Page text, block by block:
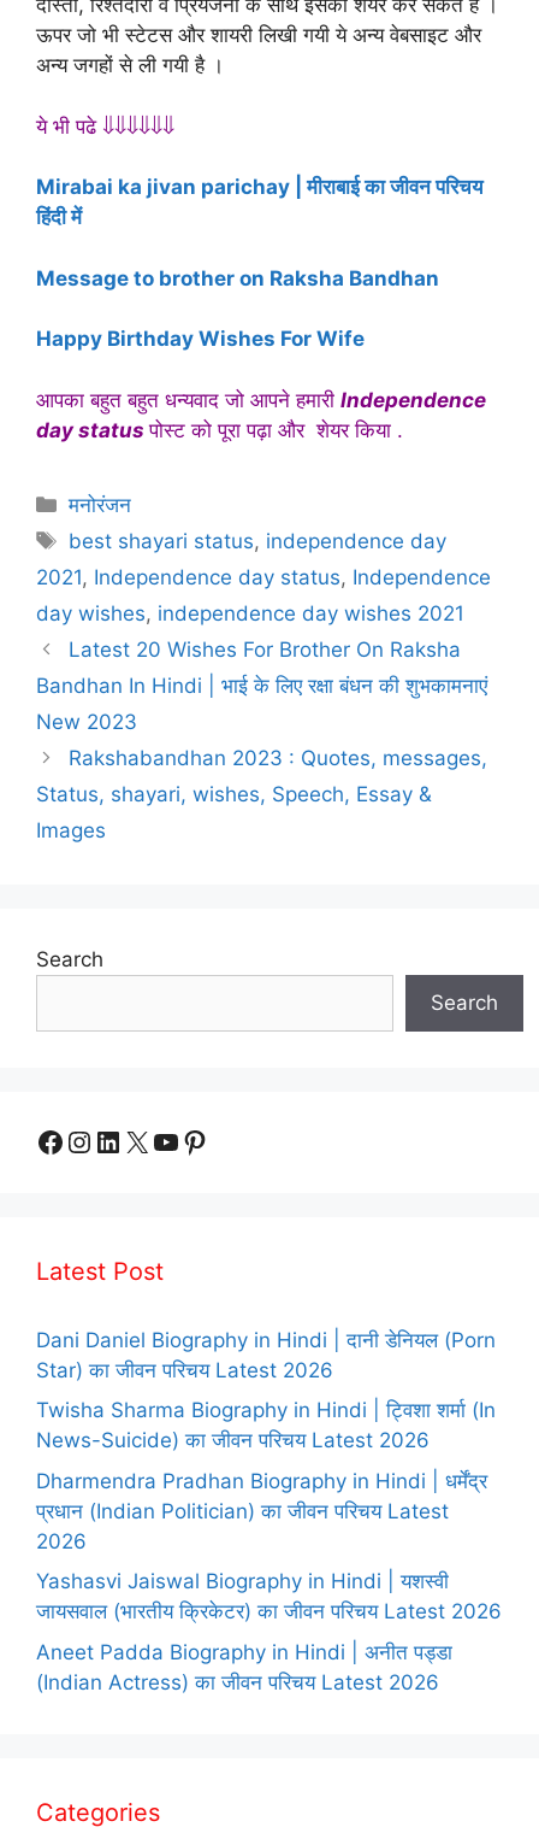
दोस्तों, रिश्तेदारों व प्रियजनों के साथ इसको शेयर कर सकते है ।
ऊपर जो भी स्टेटस और शायरी लिखी गयी ये अन्य वेबसाइट और
अन्य जगहों से ली गयी है ।
ये भी पढे ⇓⇓⇓⇓⇓⇓
Mirabai ka jivan parichay | मीराबाई का जीवन परिचय
हिंदी में
Message to brother on Raksha Bandhan
Happy Birthday Wishes For Wife
आपका बहुत बहुत धन्यवाद जो आपने हमारी Independence
day statusपोस्ट को पूरा पढ़ा और शेयर किया .
Categories
मनोरंजन
Tags
best shayari status, independence day
2021, Independence day status, Independence
day wishes, independence day wishes 2021
Latest 20 Wishes For Brother On Raksha
Bandhan In Hindi | भाई के लिए रक्षा बंधन की शुभकामनाएं
New 2023
Rakshabandhan 2023 : Quotes, messages,
Status, shayari, wishes, Speech, Essay &
Images
Search
Search
Facebook
Instagram
LinkedIn
X YouTube
Pinterest
Latest Post
Dani Daniel Biography in Hindi | दानी डेनियल (Porn
Star) का जीवन परिचय Latest 2026
Twisha Sharma Biography in Hindi | ट्विशा शर्मा (In
News-Suicide) का जीवन परिचय Latest 2026
Dharmendra Pradhan Biography in Hindi | धर्मेंद्र
प्रधान (Indian Politician) का जीवन परिचय Latest
2026
Yashasvi Jaiswal Biography in Hindi | यशस्वी
जायसवाल (भारतीय क्रिकेटर) का जीवन परिचय Latest 2026
Aneet Padda Biography in Hindi | अनीत पड्डा
(Indian Actress) का जीवन परिचय Latest 2026
Categories